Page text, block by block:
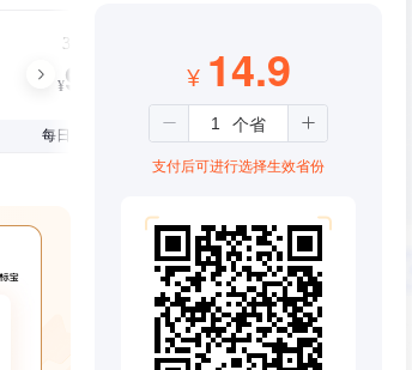
3个月
¥99
每日仅1.08元
¥ 14.9
支付后可进行选择生效省份